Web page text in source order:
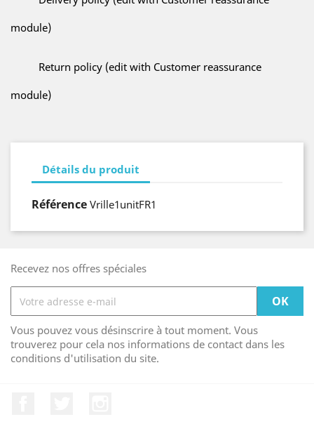
module)
Return policy (edit with Customer reassurance
module)
Détails du produit
Référence Vrille1unitFR1
Recevez nos offres spéciales
Vous pouvez vous désinscrire à tout moment. Vous
trouverez pour cela nos informations de contact dans les
conditions d'utilisation du site.